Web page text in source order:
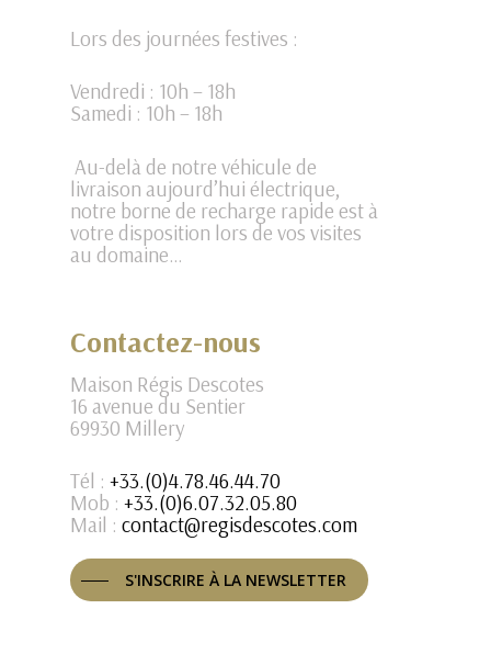
Lors des journées festives :
Vendredi : 10h – 18h
Samedi : 10h – 18h
Au-delà de notre véhicule de
livraison aujourd’hui électrique,
notre borne de recharge rapide est à
votre disposition lors de vos visites
au domaine…
Contactez-nous
Maison Régis Descotes
16 avenue du Sentier
69930 Millery
Tél :+33.(0)4.78.46.44.70
Mob :+33.(0)6.07.32.05.80
Mail : contact@regisdescotes.com
S'INSCRIRE À LA NEWSLETTER